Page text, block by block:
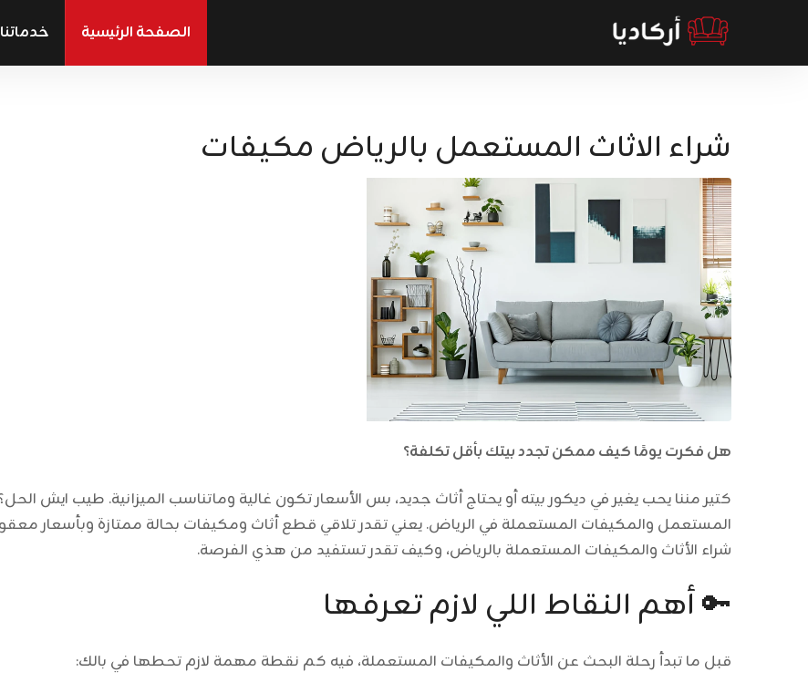
الصفحة الرئيسية خدماتنا
شراء الاثاث المستعمل بالرياض مكيفات​
هل فكرت يومًا كيف ممكن تجدد بيتك بأقل تكلفة؟
كتير مننا يحب يغير في ديكور بيته أو يحتاج أثاث جديد، بس الأسعار تكون غالية وماتناسب الميزانية. طيب ايش
المستعمل والمكيفات المستعملة في الرياض. يعني تقدر تلاقي قطع أثاث ومكيفات بحالة ممتازة وبأسعار
شراء الأثاث والمكيفات المستعملة بالرياض، وكيف تقدر تستفيد من هذي الفرصة.
🔑 أهم النقاط اللي لازم تعرفها
قبل ما تبدأ رحلة البحث عن الأثاث والمكيفات المستعملة، فيه كم نقطة مهمة لازم تحطها في بالك: